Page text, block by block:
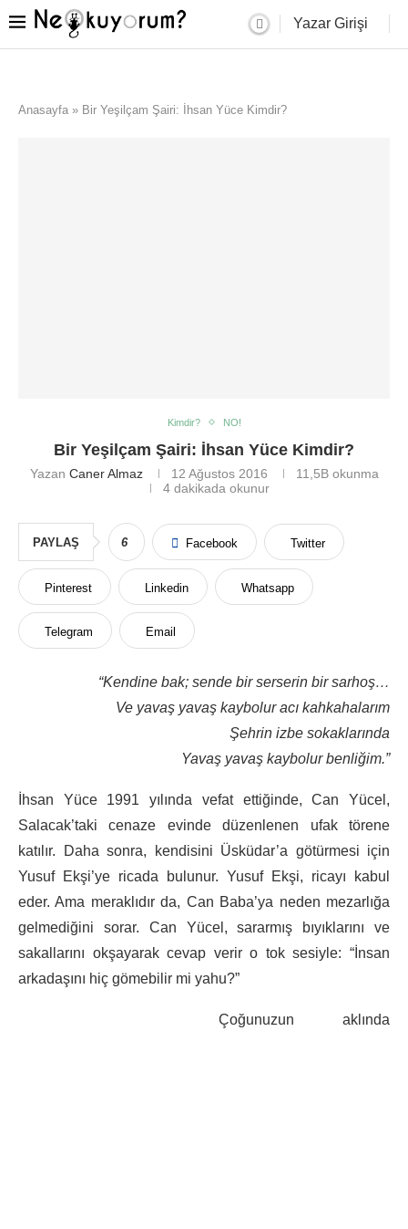
Yazar Girişi
Anasayfa » Bir Yeşilçam Şairi: İhsan Yüce Kimdir?
Kimdir? NO!
Bir Yeşilçam Şairi: İhsan Yüce Kimdir?
Yazan Caner Almaz 12 Ağustos 2016 11,5Bokunma
4 dakikada okunur
PAYLAŞ 6 Facebook Twitter
Pinterest Linkedin Whatsapp
Telegram Email
“Kendine bak; sende bir serserin bir sarhoş…
Ve yavaş yavaş kaybolur acı kahkahalarım
Şehrin izbe sokaklarında
Yavaş yavaş kaybolur benliğim.”
İhsan Yüce 1991 yılında vefat ettiğinde, Can Yücel,
Salacak’taki cenaze evinde düzenlenen ufak törene
katılır. Daha sonra, kendisini Üsküdar’a götürmesi için
Yusuf Ekşi’ye ricada bulunur. Yusuf Ekşi, ricayı kabul
eder. Ama meraklıdır da, Can Baba’ya neden mezarlığa
gelmediğini sorar. Can Yücel, sararmış bıyıklarını ve
sakallarını okşayarak cevap verir o tok sesiyle: “İnsan
arkadaşını hiç gömebilir mi yahu?”
Çoğunuzun aklında